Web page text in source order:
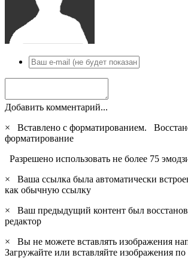
Добавить комментарий...
×
Вставлено с форматированием.
форматирование
Разрешено использовать не более 75
×
Ваша ссылка была автоматически
как обычную ссылку
×
Ваш предыдущий контент был
редактор
×
Вы не можете вставлять изображения
Загружайте или вставляйте изображения по